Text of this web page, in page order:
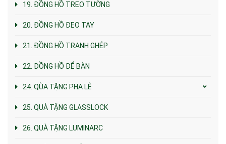
19. ĐỒNG HỒ TREO TƯỜNG
20. ĐỒNG HỒ ĐEO TAY
21. ĐỒNG HỒ TRANH GHÉP
22. ĐỒNG HỒ ĐỂ BÀN
24. QÙA TẶNG PHA LÊ
25. QUÀ TẶNG GLASSLOCK
26. QUÀ TẶNG LUMINARC